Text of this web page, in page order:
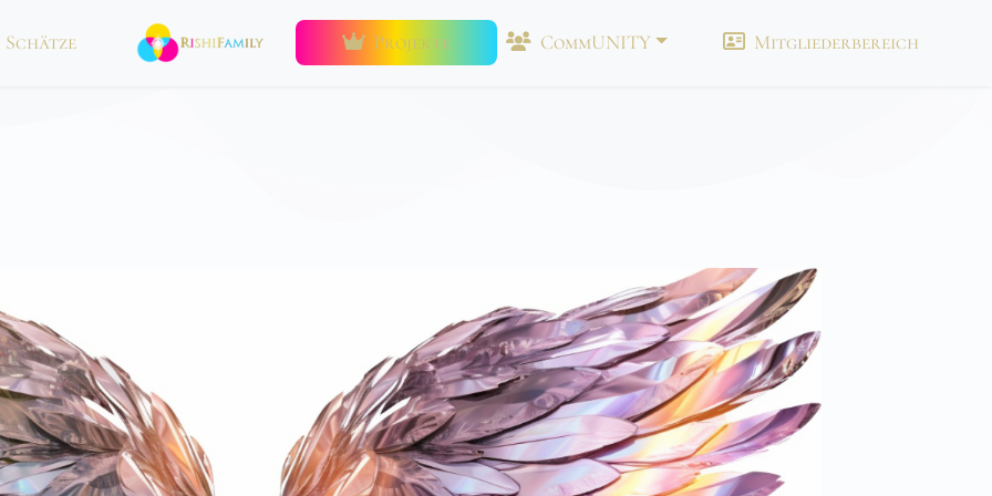
Schätze Projekte CommUNITY Mitgliederbereich